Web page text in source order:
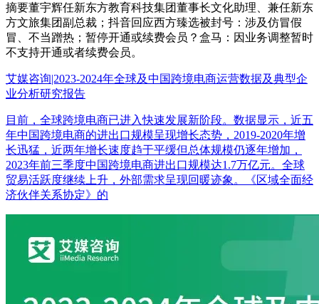
摘要董宇辉任新东方教育科技集团董事长文化助理、兼任新东
方文旅集团副总裁；抖音回应西方臻选被封号：涉及仿冒假
冒、不当蹭热；暂停开通或续费会员？盒马：因业务调整暂时
不支持开通或者续费会员。
艾媒咨询|2023-2024年全球及中国跨境电商运营数据及典型企
业分析研究报告
目前，全球跨境电商已进入快速发展新阶段。数据显示，近五
年中国跨境电商的进出口规模呈现增长态势，2019-2020年增
长迅猛，近两年增长速度趋于平缓但总体规模仍逐年增加，
2023年前三季度中国跨境电商进出口规模达1.7万亿元。全球
贸易活跃度继续上升，外部需求呈现回暖迹象。《区域全面经
济伙伴关系协定》的